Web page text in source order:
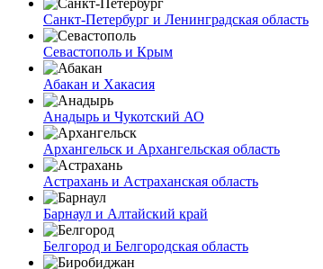
Санкт-Петербург и Ленинградская область
Севастополь и Крым
Абакан и Хакасия
Анадырь и Чукотский АО
Архангельск и Архангельская область
Астрахань и Астраханская область
Барнаул и Алтайский край
Белгород и Белгородская область